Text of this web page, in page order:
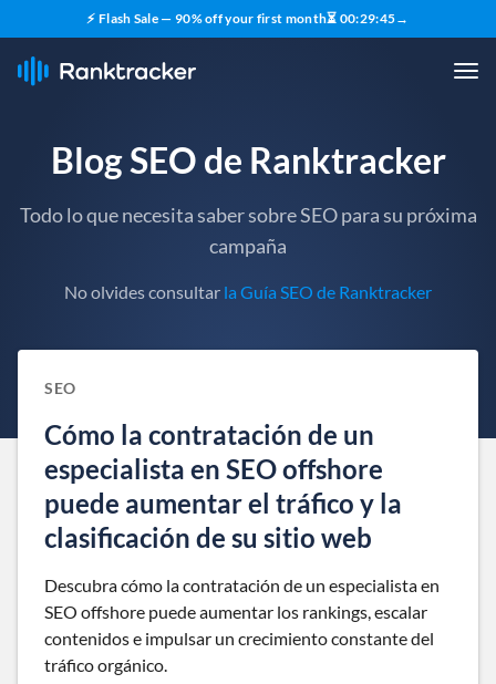
⚡ Flash Sale — 90% off your first month⏳ 00:29:44→
Blog SEO de Ranktracker
Todo lo que necesita saber sobre SEO para su próxima
campaña
No olvides consultar la Guía SEO de Ranktracker
SEO
Cómo la contratación de un
especialista en SEO offshore
puede aumentar el tráfico y la
clasificación de su sitio web
Descubra cómo la contratación de un especialista en
SEO offshore puede aumentar los rankings, escalar
contenidos e impulsar un crecimiento constante del
tráfico orgánico.